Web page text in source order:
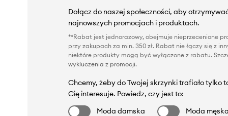
Dołącz do naszej społeczności, aby
najnowszych promocjach i produktach.
**Rabat jest jednorazowy, obejmuje nieprzecenione
przy zakupach za min. 350 zł. Rabat nie łączy się z
niektóre produkty mogą być wyłączone z rabatu.
wykluczenia z promocji.
Chcemy, żeby do Twojej skrzynki trafiało tylko
Cię interesuje. Powiedz, czy jest to:
Moda damska
Moda